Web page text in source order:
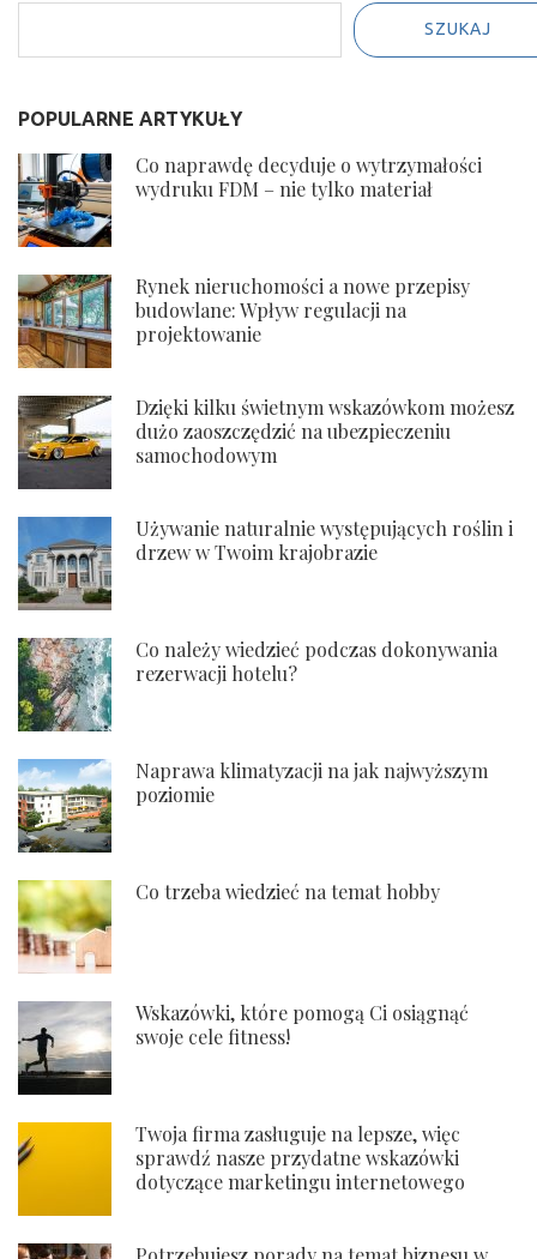
SZUKAJ
POPULARNE ARTYKUŁY
Co naprawdę decyduje o wytrzymałości
wydruku FDM – nie tylko materiał
Rynek nieruchomości a nowe przepisy
budowlane: Wpływ regulacji na
projektowanie
Dzięki kilku świetnym wskazówkom możesz
dużo zaoszczędzić na ubezpieczeniu
samochodowym
Używanie naturalnie występujących roślin i
drzew w Twoim krajobrazie
Co należy wiedzieć podczas dokonywania
rezerwacji hotelu?
Naprawa klimatyzacji na jak najwyższym
poziomie
Co trzeba wiedzieć na temat hobby
Wskazówki, które pomogą Ci osiągnąć
swoje cele fitness!
Twoja firma zasługuje na lepsze, więc
sprawdź nasze przydatne wskazówki
dotyczące marketingu internetowego